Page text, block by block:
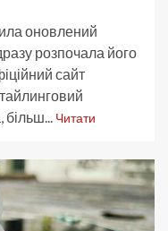
оновлений
розпочала його
сайт
більш... Читати